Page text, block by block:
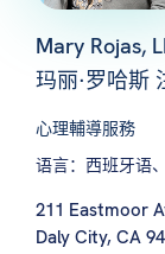
Mary Rojas,
玛丽·罗哈斯
心理輔導服務
语言：西班牙语
211 Eastmoor
Daly City, CA